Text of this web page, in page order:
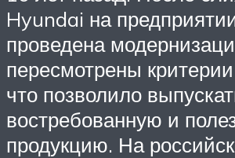
Hyundai на
проведена
пересмотрены критерии
что позволило
востребованную и
продукцию. На